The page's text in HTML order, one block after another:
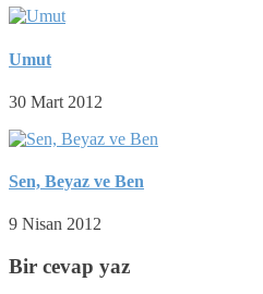
Umut
30 Mart 2012
Sen, Beyaz ve Ben
9 Nisan 2012
Bir cevap yaz